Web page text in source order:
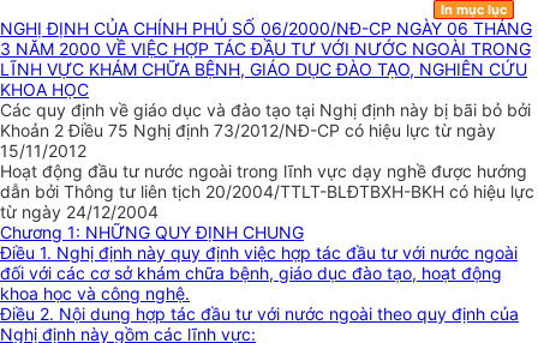
In mục lục
NGHỊ ĐỊNH CỦA CHÍNH PHỦ SỐ 06/2000/NĐ-CP NGÀY 06 THÁNG
3 NĂM 2000 VỀ VIỆC HỢP TÁC ĐẦU TƯ VỚI NƯỚC NGOÀI TRONG
LĨNH VỰC KHÁM CHỮA BỆNH, GIÁO DỤC ĐÀO TẠO, NGHIÊN CỨU
KHOA HỌC
Các quy định về giáo dục và đào tạo tại Nghị định này bị bãi bỏ bởi
Khoản 2 Điều 75 Nghị định 73/2012/NĐ-CP có hiệu lực từ ngày
15/11/2012
Hoạt động đầu tư nước ngoài trong lĩnh vực dạy nghề được hướng
dẫn bởi Thông tư liên tịch 20/2004/TTLT-BLĐTBXH-BKH có hiệu lực
từ ngày 24/12/2004
Chương 1: NHỮNG QUY ĐỊNH CHUNG
Điều 1. Nghị định này quy định việc hợp tác đầu tư với nước ngoài
đối với các cơ sở khám chữa bệnh, giáo dục đào tạo, hoạt động
khoa học và công nghệ.
Điều 2. Nội dung hợp tác đầu tư với nước ngoài theo quy định của
Nghị định này gồm các lĩnh vực: